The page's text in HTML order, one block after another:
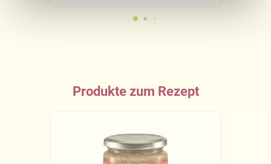
Ausführliche Informationen finden Sie in unserer
Produkte zum Rezept